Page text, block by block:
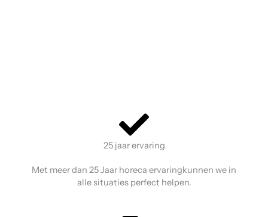
25 jaar ervaring
Met meer dan 25 Jaar horeca ervaringkunnen we in
alle situaties perfect helpen.